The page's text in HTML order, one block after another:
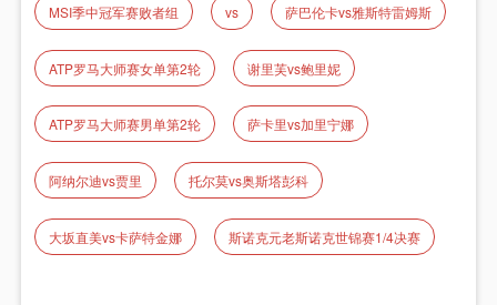
MSI季中冠军赛败者组 vs 萨巴伦卡vs雅斯特雷姆斯
ATP罗马大师赛女单第2轮 谢里芙vs鲍里妮
ATP罗马大师赛男单第2轮 萨卡里vs加里宁娜
阿纳尔迪vs贾里 托尔莫vs奥斯塔彭科
大坂直美vs卡萨特金娜 斯诺克元老斯诺克世锦赛1/4决赛